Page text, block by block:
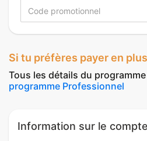
Si tu préfères payer en
Tous les détails du
programme Professionnel
Information sur le compte